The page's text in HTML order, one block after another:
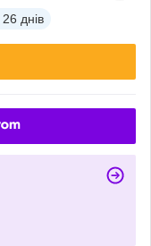
26 днів